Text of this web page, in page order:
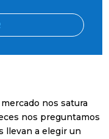
nos satura
nos preguntamos
llevan a elegir un